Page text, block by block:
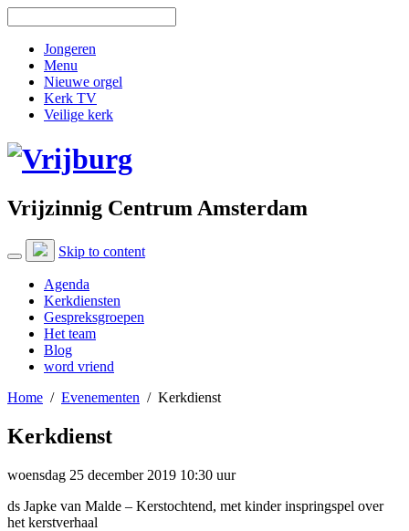
Jongeren
Menu
Nieuwe orgel
Kerk TV
Veilige kerk
Vrijzinnig Centrum Amsterdam
Skip to content
Agenda
Kerkdiensten
Gespreksgroepen
Het team
Blog
word vriend
Home / Evenementen / Kerkdienst
Kerkdienst
woensdag 25 december 2019 10:30 uur
ds Japke van Malde – Kerstochtend, met kinder inspringspel over
het kerstverhaal